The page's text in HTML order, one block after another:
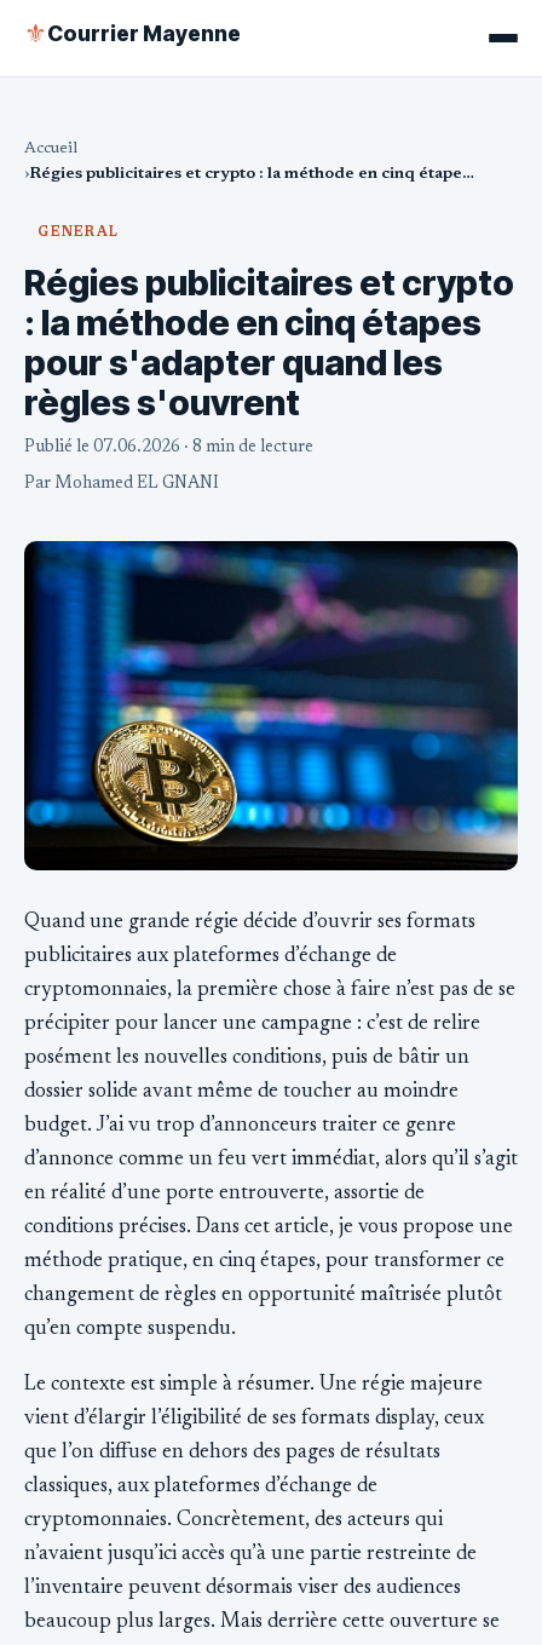
⚜Courrier Mayenne
Accueil
Régies publicitaires et crypto : la méthode en cinq étapes pour s'adapter quand les règles s'ouvrent
GENERAL
Régies publicitaires et crypto
: la méthode en cinq étapes
pour s'adapter quand les
règles s'ouvrent
Publié le 07.06.2026 · 8 min de lecture
Par Mohamed EL GNANI
Quand une grande régie décide d’ouvrir ses formats
publicitaires aux plateformes d’échange de
cryptomonnaies, la première chose à faire n’est pas de se
précipiter pour lancer une campagne : c’est de relire
posément les nouvelles conditions, puis de bâtir un
dossier solide avant même de toucher au moindre
budget. J’ai vu trop d’annonceurs traiter ce genre
d’annonce comme un feu vert immédiat, alors qu’il s’agit
en réalité d’une porte entrouverte, assortie de
conditions précises. Dans cet article, je vous propose une
méthode pratique, en cinq étapes, pour transformer ce
changement de règles en opportunité maîtrisée plutôt
qu’en compte suspendu.
Le contexte est simple à résumer. Une régie majeure
vient d’élargir l’éligibilité de ses formats display, ceux
que l’on diffuse en dehors des pages de résultats
classiques, aux plateformes d’échange de
cryptomonnaies. Concrètement, des acteurs qui
n’avaient jusqu’ici accès qu’à une partie restreinte de
l’inventaire peuvent désormais viser des audiences
beaucoup plus larges. Mais derrière cette ouverture se